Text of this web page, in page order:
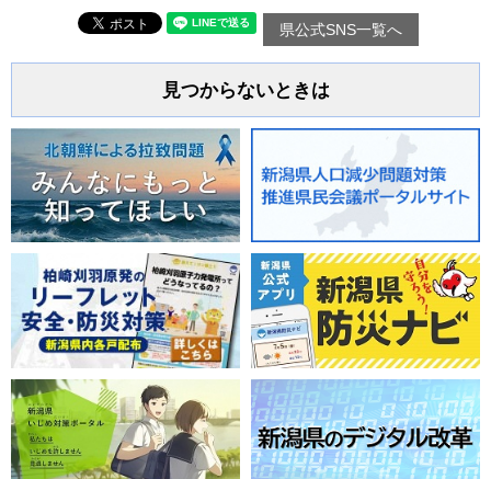
県公式SNS一覧へ
見つからないときは